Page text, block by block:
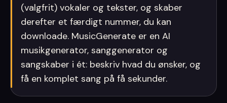
(valgfrit) vokaler og tekster, og skaber
derefter et færdigt nummer, du kan
downloade. MusicGenerate er en AI
musikgenerator, sanggenerator og
sangskaber i ét: beskriv hvad du ønsker, og
få en komplet sang på få sekunder.